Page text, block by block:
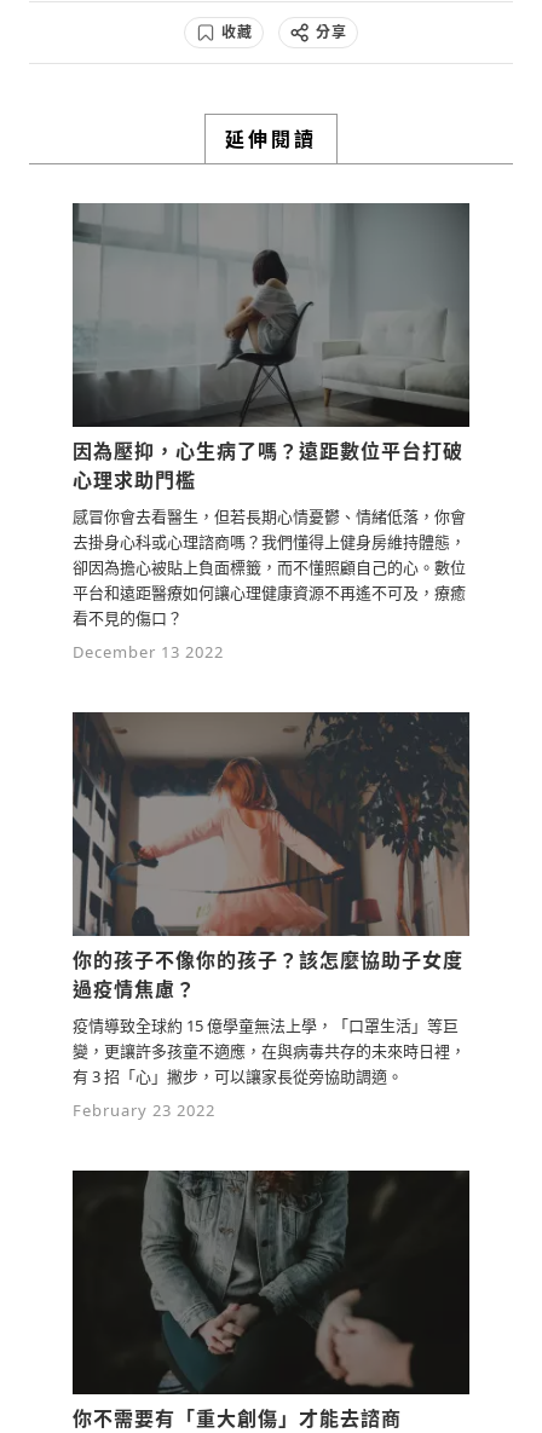
目前可改善的部分是
拉近大家跟心理諮商
，我覺得心理諮商的「行銷」不
夠，沒有普及的管道讓大家認識我們，心
員覺得自己做得好就夠了，
曝光自己，但這樣不夠，你做得好但別人
資源在那邊，但大家找不到就以為不存
在，這樣很可惜
會、政府的推廣，或是媒體的關注、曝
光，讓大家能取得正確的資源，都是好的
0 3y
檢舉留言
收藏 分享
延伸閱讀
因為壓抑，心生病了嗎？遠距數位平台打破
心理求助門檻
感冒你會去看醫生，但若長期心情憂鬱、情緒低落，你會
去掛身心科或心理諮商嗎？我們懂得上健身房維持體態，
卻因為擔心被貼上負面標籤，而不懂照顧自己的心。數位
平台和遠距醫療如何讓心理健康資源不再遙不可及，療癒
看不見的傷口？
December 13 2022
你的孩子不像你的孩子？該怎麼協助子女度
過疫情焦慮？
疫情導致全球約 15 億學童無法上學，「口罩生活」等巨
變，更讓許多孩童不適應，在與病毒共存的未來時日裡，
有 3 招「心」撇步，可以讓家長從旁協助調適。
February 23 2022
你不需要有「重大創傷」才能去諮商